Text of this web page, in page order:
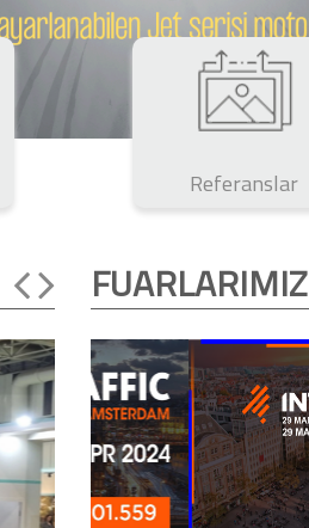
Referanslar
FUARLARIMIZ